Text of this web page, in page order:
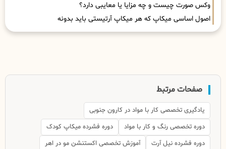
وکس صورت چیست و چه مزایا یا معایبی دارد؟
اصول اساسی میکاپ که هر میکاپ آرتیستی باید بدونه
صفحات مرتبط
یادگیری تخصصی کار با مواد در کارون جنوبی
دوره تخصصی رنگ و کار با مواد
دوره فشرده میکاپ کودک
دوره فشرده نیل آرت
آموزش تخصصی اکستنشن مو در اهر